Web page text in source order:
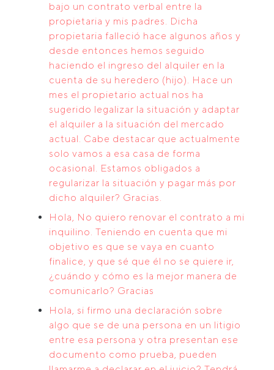
bajo un contrato verbal entre la
propietaria y mis padres. Dicha
propietaria falleció hace algunos años y
desde entonces hemos seguido
haciendo el ingreso del alquiler en la
cuenta de su heredero (hijo). Hace un
mes el propietario actual nos ha
sugerido legalizar la situación y adaptar
el alquiler a la situación del mercado
actual. Cabe destacar que actualmente
solo vamos a esa casa de forma
ocasional. Estamos obligados a
regularizar la situación y pagar más por
dicho alquiler? Gracias.
Hola, No quiero renovar el contrato a mi
inquilino. Teniendo en cuenta que mi
objetivo es que se vaya en cuanto
finalice, y que sé que él no se quiere ir,
¿cuándo y cómo es la mejor manera de
comunicarlo? Gracias
Hola, si firmo una declaración sobre
algo que se de una persona en un litigio
entre esa persona y otra presentan ese
documento como prueba, pueden